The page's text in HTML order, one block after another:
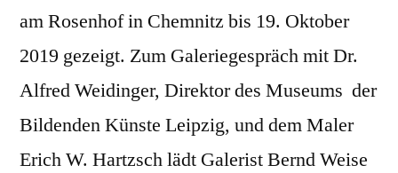
am Rosenhof in Chemnitz bis 19. Oktober
2019 gezeigt. Zum Galeriegespräch mit Dr.
Alfred Weidinger, Direktor des Museums der
Bildenden Künste Leipzig, und dem Maler
Erich W. Hartzsch lädt Galerist Bernd Weise